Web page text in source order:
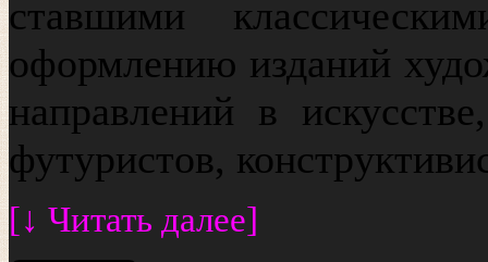
ставшими
оформлению изданий
направлений в
футуристов,
[↓ Читать далее]